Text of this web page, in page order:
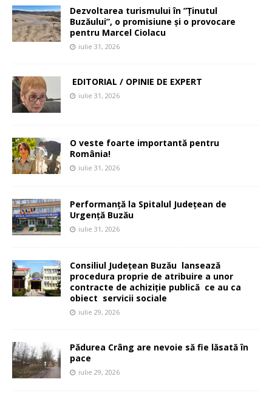
Dezvoltarea turismului în ”Ținutul
Buzăului”, o promisiune și o provocare
pentru Marcel Ciolacu
iulie 31, 2026
EDITORIAL / OPINIE DE EXPERT
iulie 31, 2026
O veste foarte importantă pentru
România!
iulie 31, 2026
Performanță la Spitalul Județean de
Urgență Buzău
iulie 31, 2026
Consiliul Județean Buzău lansează
procedura proprie de atribuire a unor
contracte de achiziție publică ce au ca
obiect servicii sociale
iulie 29, 2026
Pădurea Crâng are nevoie să fie lăsată în
pace
iulie 29, 2026